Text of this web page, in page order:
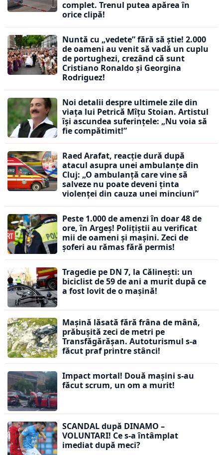
complet. Trenul putea apărea în
orice clipă!
Nuntă cu „vedete” fără să știe! 2.000
de oameni au venit să vadă un cuplu
de portughezi, crezând că sunt
Cristiano Ronaldo și Georgina
Rodriguez!
Noi detalii despre ultimele zile din
viața lui Petrică Mîțu Stoian. Artistul
își ascundea suferințele: „Nu voia să
fie compătimit!”
Raed Arafat, reacție dură după
atacul asupra unei ambulanțe din
Cluj: „O ambulanță care vine să
salveze nu poate deveni ținta
violenței din cauza unei minciuni”
Peste 1.000 de amenzi în doar 48 de
ore, în Argeș! Polițiștii au verificat
mii de oameni și mașini. Zeci de
șoferi au rămas fără permis!
Tragedie pe DN 7, la Călinești: un
biciclist de 59 de ani a murit după ce
a fost lovit de o mașină!
Mașină lăsată fără frâna de mână,
prăbușită zeci de metri pe
Transfăgărășan. Autoturismul s-a
făcut praf printre stânci!
Impact mortal! Două mașini s-au
făcut scrum, un om a murit!
SCANDAL după DINAMO –
VOLUNTARI! Ce s-a întâmplat
imediat după meci?